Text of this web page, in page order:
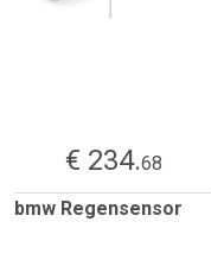
€ 234.68
bmw Regensensor